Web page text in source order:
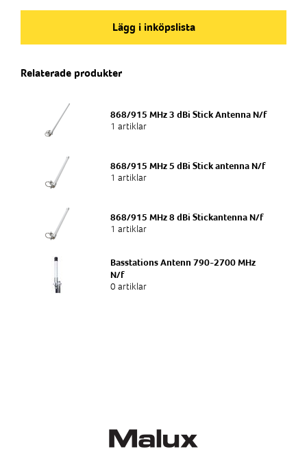
Art.nr
Antenn
Frekvensband
2G/GSM, 3G, 4G, WIFI 2,4, 868MHz, Lora
Anslutning
SMA/m
Kabellängd
Användningsområde
Lägg i inköpslista
Relaterade produkter
868/915 MHz 3 dBi Stick Antenna N/f
1 artiklar
868/915 MHz 5 dBi Stick antenna N/f
1 artiklar
868/915 MHz 8 dBi Stickantenna N/f
1 artiklar
Basstations Antenn 790-2700 MHz
N/f
0 artiklar